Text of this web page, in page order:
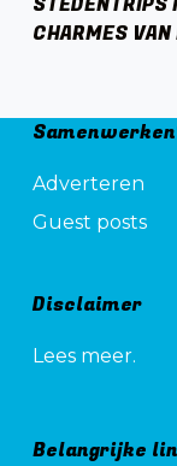
CHARMES
Adverteren
Guest posts
Disclaimer
Lees meer.
Belangrijke